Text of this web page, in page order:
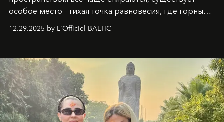
особое место - тихая точка равновесия, где горные
глубинами человеческой души. Здесь, на стыке
Ольга Потапова - женщина, чей путь от поиска
истины превратился в искусство превращения
человеческих кризисов в возможности для
возрождения.
12.29.2025 by L'Officiel BALTIC